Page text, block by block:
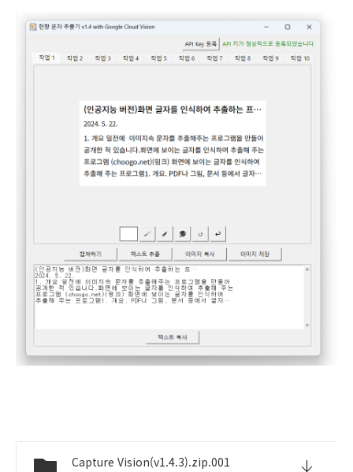
Capture Vision(v1.4.3).zip.001